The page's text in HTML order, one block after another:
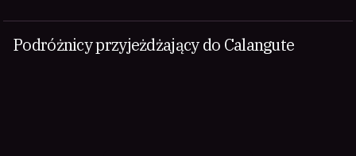
Podróżnicy przyjeżdżający do Calangute